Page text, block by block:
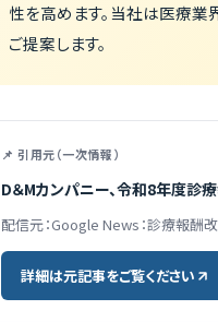
性を高めます。当社は医療業
ご提案します。
📌 引用元（一次情報）
D＆Mカンパニー、令和8年度診
配信元：Google News：診療報酬
詳細は元記事をご覧ください